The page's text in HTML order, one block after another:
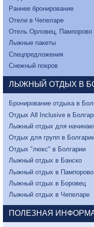
Раннее бронирование
Отели в Чепеларе
Отель Орловец, Пампорово
Лыжные пакеты
Спецпредложения
Снежный покров
ЛЫЖНЫЙ ОТДЫХ В
Бронирование отдыха в
Отдых All Inclusive в
Лыжный отдых для
Отдых для групп в
Отдых "люкс" в Болгарии
Лыжный отдых в Банско
Лыжный отдых в Пампорово
Лыжный отдых в Боровец
Лыжный отдых в Чепеларе
ПОЛЕЗНАЯ